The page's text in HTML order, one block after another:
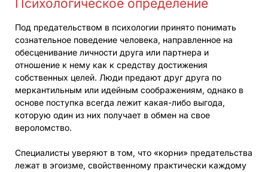
Психологическое определение
Под предательством в психологии принято понимать
сознательное поведение человека, направленное на
обесценивание личности друга или партнера и
отношение к нему как к средству достижения
собственных целей. Люди предают друг друга по
меркантильным или идейным соображениям, однако в
основе поступка всегда лежит какая-либо выгода,
которую один из них получает в обмен на свое
вероломство.
Специалисты уверяют в том, что «корни» предательства
лежат в эгоизме, свойственному практически каждому